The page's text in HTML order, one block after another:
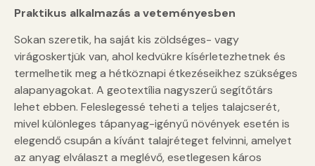
Praktikus alkalmazás a veteményesben
Sokan szeretik, ha saját kis zöldséges- vagy
virágoskertjük van, ahol kedvükre kísérletezhetnek és
termelhetik meg a hétköznapi étkezéseikhez szükséges
alapanyagokat. A geotextília nagyszerű segítőtárs
lehet ebben. Feleslegessé teheti a teljes talajcserét,
mivel különleges tápanyag-igényű növények esetén is
elegendő csupán a kívánt talajréteget felvinni, amelyet
az anyag elválaszt a meglévő, esetlegesen káros